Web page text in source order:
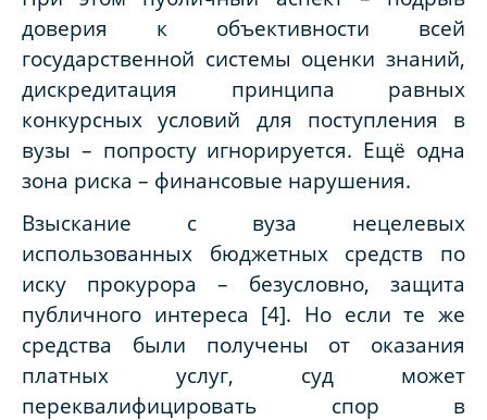
доверия к объективности всей
государственной системы оценки знаний,
дискредитация принципа равных
конкурсных условий для поступления в
вузы – попросту игнорируется. Ещё одна
зона риска – финансовые нарушения.
Взыскание с вуза нецелевых
использованных бюджетных средств по
иску прокурора – безусловно, защита
публичного интереса [4]. Но если те же
средства были получены от оказания
платных услуг, суд может
переквалифицировать спор в